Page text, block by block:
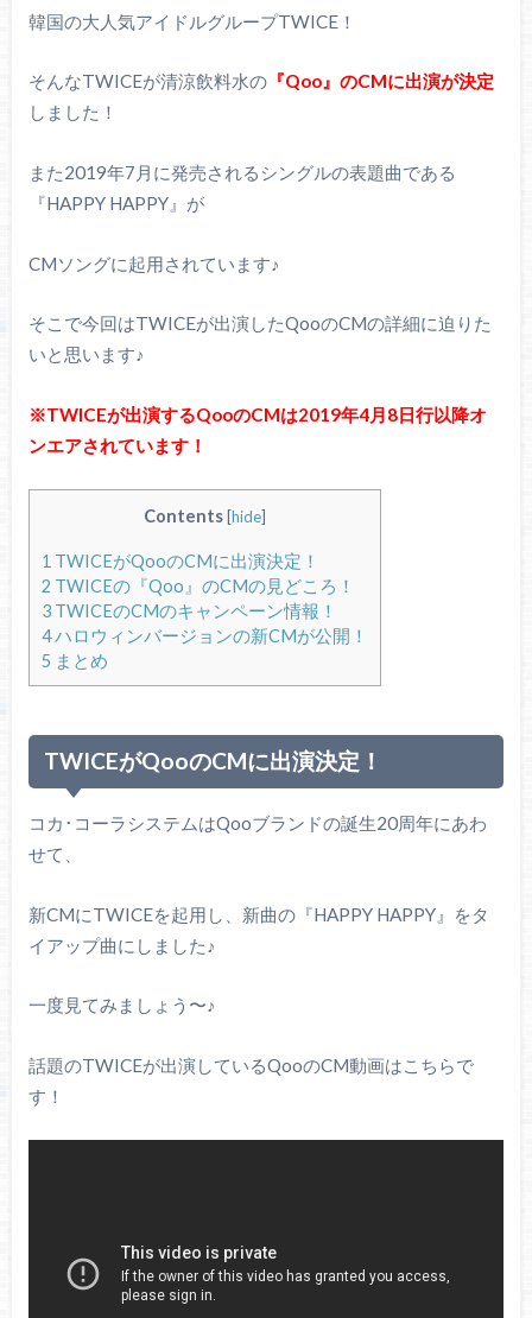
韓国の大人気アイドルグループTWICE！
そんなTWICEが清涼飲料水の『Qoo』のCMに出演が決定
しました！
また2019年7月に発売されるシングルの表題曲である
『HAPPY HAPPY』が
CMソングに起用されています♪
そこで今回はTWICEが出演したQooのCMの詳細に迫りた
いと思います♪
※TWICEが出演するQooのCMは2019年4月8日行以降オ
ンエアされています！
Contents [hide]
1 TWICEがQooのCMに出演決定！
2 TWICEの『Qoo』のCMの見どころ！
3TWICEのCMのキャンペーン情報！
4ハロウィンバージョンの新CMが公開！
5 まとめ
TWICEがQooのCMに出演決定！
コカ･コーラシステムはQooブランドの誕生20周年にあわ
せて、
新CMにTWICEを起用し、新曲の『HAPPY HAPPY』をタ
イアップ曲にしました♪
一度見てみましょう〜♪
話題のTWICEが出演しているQooのCM動画はこちらで
す！